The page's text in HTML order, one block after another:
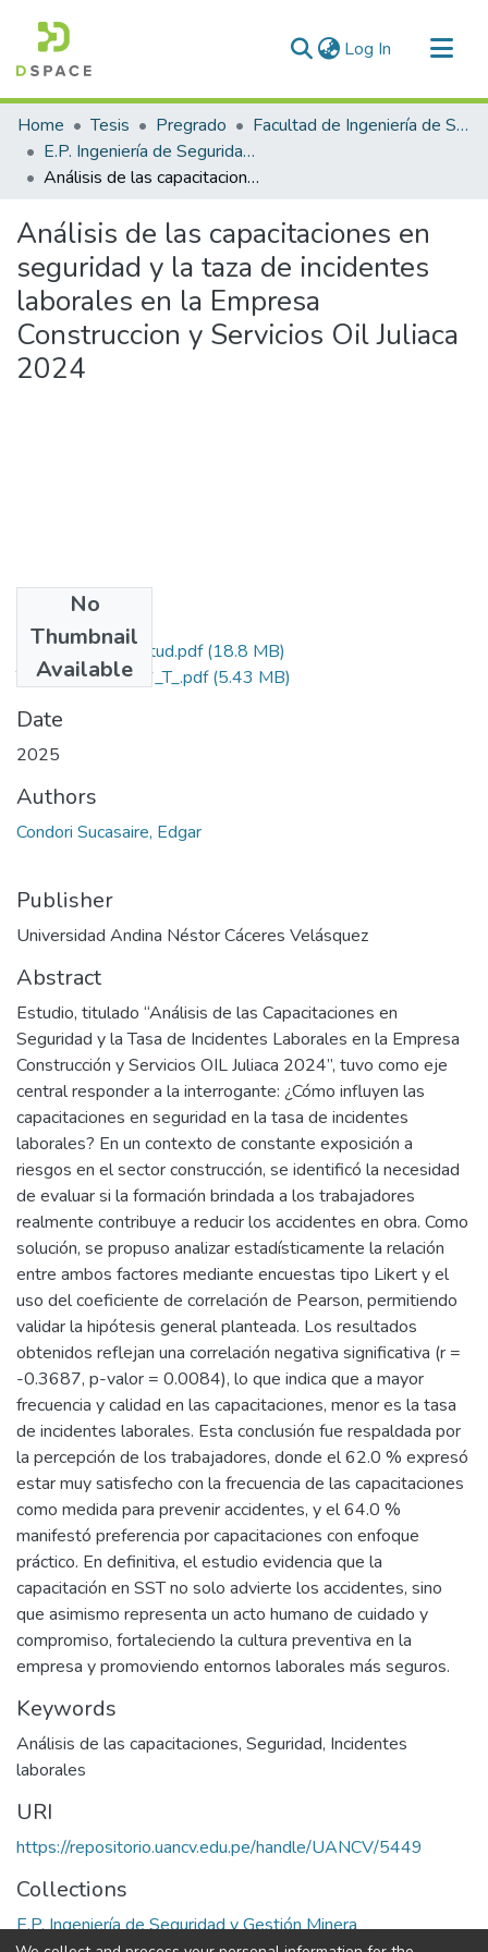
Log In (current)
Communities & Collections
All of DSpace
Statistics
Home Tesis Pregrado
Facultad de Ingeniería de Sistemas
E.P. Ingeniería de Seguridad y Gestión Minera
Análisis de las capacitaciones en seguridad y la taza de incidentes laborales en la Empresa Construccion y Servicios Oil Juliaca 2024
Análisis de las capacitaciones en
seguridad y la taza de incidentes
laborales en la Empresa
Construccion y Servicios Oil Juliaca
2024
No
Thumbnail
Available
Grado de Similitud.pdf(18.8 MB)
T036_02046676_T_.pdf(5.43 MB)
Date
2025
Authors
Condori Sucasaire, Edgar
Publisher
Universidad Andina Néstor Cáceres Velásquez
Abstract
Estudio, titulado “Análisis de las Capacitaciones en
Seguridad y la Tasa de Incidentes Laborales en la Empresa
Construcción y Servicios OIL Juliaca 2024”, tuvo como eje
central responder a la interrogante: ¿Cómo influyen las
capacitaciones en seguridad en la tasa de incidentes
laborales? En un contexto de constante exposición a
riesgos en el sector construcción, se identificó la necesidad
de evaluar si la formación brindada a los trabajadores
realmente contribuye a reducir los accidentes en obra. Como
solución, se propuso analizar estadísticamente la relación
entre ambos factores mediante encuestas tipo Likert y el
uso del coeficiente de correlación de Pearson, permitiendo
validar la hipótesis general planteada. Los resultados
obtenidos reflejan una correlación negativa significativa (r =
-0.3687, p-valor = 0.0084), lo que indica que a mayor
frecuencia y calidad en las capacitaciones, menor es la tasa
de incidentes laborales. Esta conclusión fue respaldada por
la percepción de los trabajadores, donde el 62.0 % expresó
estar muy satisfecho con la frecuencia de las capacitaciones
como medida para prevenir accidentes, y el 64.0 %
manifestó preferencia por capacitaciones con enfoque
práctico. En definitiva, el estudio evidencia que la
capacitación en SST no solo advierte los accidentes, sino
que asimismo representa un acto humano de cuidado y
compromiso, fortaleciendo la cultura preventiva en la
empresa y promoviendo entornos laborales más seguros.
Keywords
Análisis de las capacitaciones, Seguridad, Incidentes
laborales
URI
https://repositorio.uancv.edu.pe/handle/UANCV/5449
Collections
E.P. Ingeniería de Seguridad y Gestión Minera